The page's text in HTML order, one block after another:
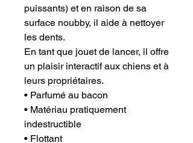
puissants) et en raison de sa
surface noubby, il aide à nettoyer
les dents.
En tant que jouet de lancer, il offre
un plaisir interactif aux chiens et à
leurs propriétaires.
• Parfumé au bacon
• Matériau pratiquement
indestructible
• Flottant